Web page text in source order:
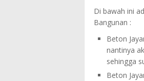
Di bawah ini
Bangunan :
Beton
nantinya
sehingga
Beton